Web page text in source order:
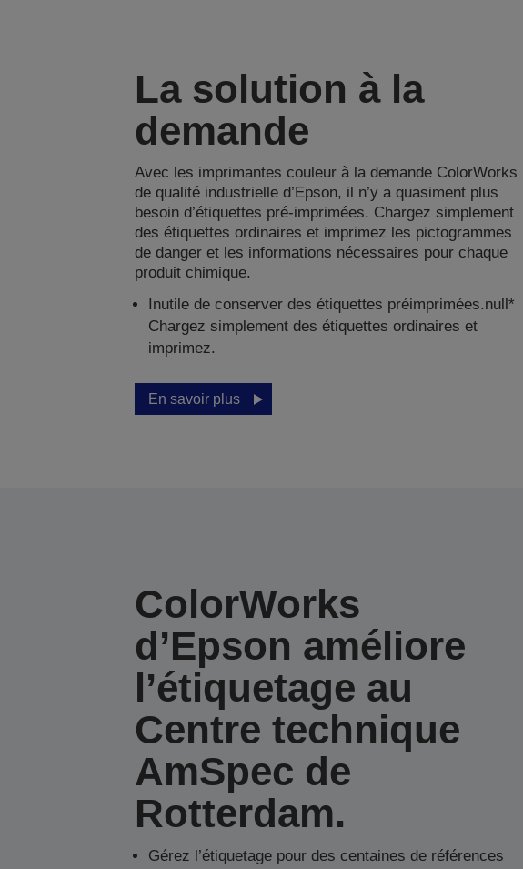
La solution à la
demande
Avec les imprimantes couleur à la demande ColorWorks
de qualité industrielle d’Epson, il n’y a quasiment plus
besoin d’étiquettes pré-imprimées. Chargez simplement
des étiquettes ordinaires et imprimez les pictogrammes
de danger et les informations nécessaires pour chaque
produit chimique.
Inutile de conserver des étiquettes préimprimées.null*
Chargez simplement des étiquettes ordinaires et
imprimez.
En savoir plus
ColorWorks
d’Epson améliore
l’étiquetage au
Centre technique
AmSpec de
Rotterdam.
Gérez l’étiquetage pour des centaines de références